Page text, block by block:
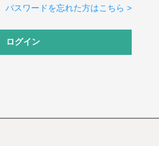
パスワードを忘れた方はこちら >
ログイン